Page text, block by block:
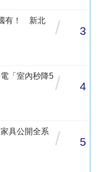
有！ 新北
/ 3
「室內秒降5 / 4
具公開全系
/ 5